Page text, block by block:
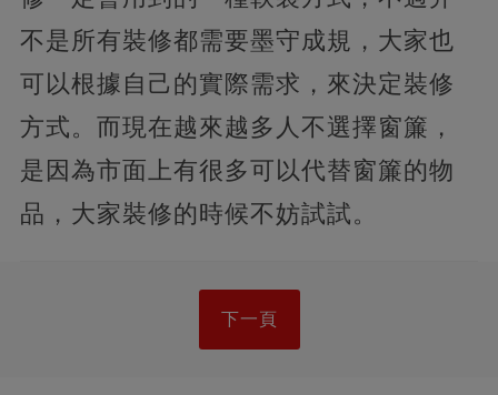
不是所有裝修都需要墨守成規，大家也
可以根據自己的實際需求，來決定裝修
方式。而現在越來越多人不選擇窗簾，
是因為市面上有很多可以代替窗簾的物
品，大家裝修的時候不妨試試。
下一頁